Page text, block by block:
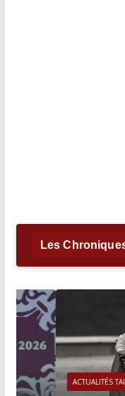
Les
ACTUALITÉS TAURINES